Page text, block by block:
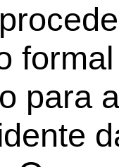
para